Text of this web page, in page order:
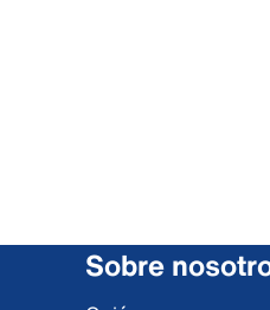
Sobre